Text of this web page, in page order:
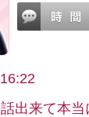
出来て本